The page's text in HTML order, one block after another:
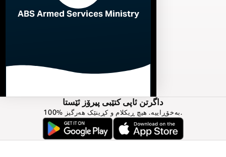
ABS Armed Services Ministry
داگرتن ئاپی کتێبی پیرۆز ئێستا
100% بەخۆڕاییە. هیچ ڕیکلام و کڕینێک هەرگیز.